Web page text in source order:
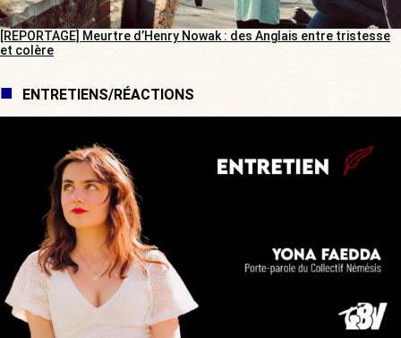
[REPORTAGE] Meurtre d’Henry Nowak : des Anglais entre tristesse
et colère
ENTRETIENS/RÉACTIONS